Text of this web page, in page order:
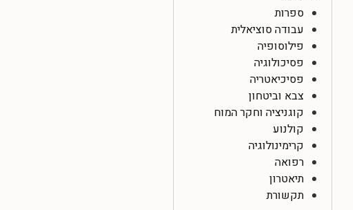
ספרות
עבודה סוציאלית
פילוסופיה
פסיכולוגיה
פסיכיאטריה
צבא וביטחון
קוגניציה וחקר המוח
קולנוע
קרימינולוגיה
רפואה
תיאטרון
תקשורת